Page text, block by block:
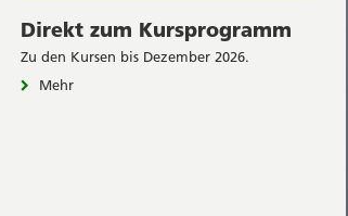
Direkt zum Kursprogramm
Zu den Kursen bis Dezember 2026.
Mehr